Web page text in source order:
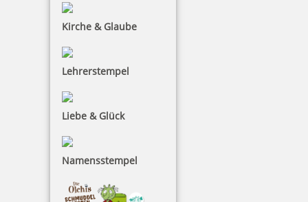
Kirche & Glaube
Lehrerstempel
Liebe & Glück
Namensstempel
Lanyard Schlüsselband für Stamp Mouse und Pocket Stamp
3,31 €